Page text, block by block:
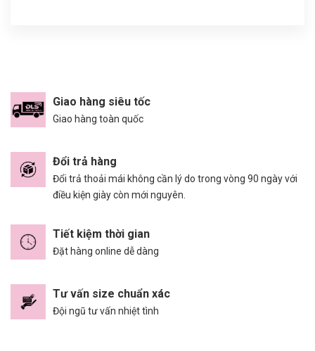
Giao hàng siêu tốc
Giao hàng toàn quốc
Đổi trả hàng
Đổi trả thoải mái không cần lý do trong vòng 90 ngày với
điều kiện giày còn mới nguyên.
Tiết kiệm thời gian
Đặt hàng online dễ dàng
Tư vấn size chuẩn xác
Đội ngũ tư vấn nhiệt tình